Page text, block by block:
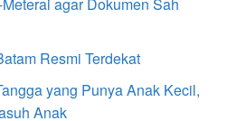
agar Dokumen Sah
Resmi Terdekat
yang Punya Anak Kecil,
Anak